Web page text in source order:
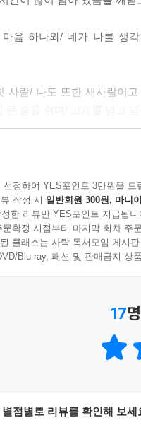
음 하나와/ 네가 나를 생
사람/ 나도 또한 새사람이
사를 주고받으며 새롭게
사건으로서의 이별을 극
보낸 기억 속의 그리운 이
, 꿈꾸는 자들의 아름다움에
생명의 소중함을 가슴에 새
/ 아무리 바람 부는 겨울
정하여 YES포인트 3만원을 드
작성 시 일반회원 300원, 마니
한 리뷰만 YES포인트 지급됩니
확정 시점부터 마지막 회차 주
클래스는 사락 독서모임 게시
Blu-ray, 패션 및 판매금지 상
17
별점별로 리뷰를 확인해 보세